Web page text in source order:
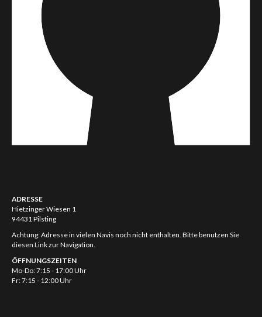
ADRESSE
Hietzinger Wiesen 1
94431 Pilsting
Achtung: Adresse in vielen Navis noch nicht enthalten. Bitte benutzen Sie
diesen Link zur Navigation.
ÖFFNUNGSZEITEN
Mo-Do: 7:15 - 17:00 Uhr
Fr: 7:15 - 12:00 Uhr